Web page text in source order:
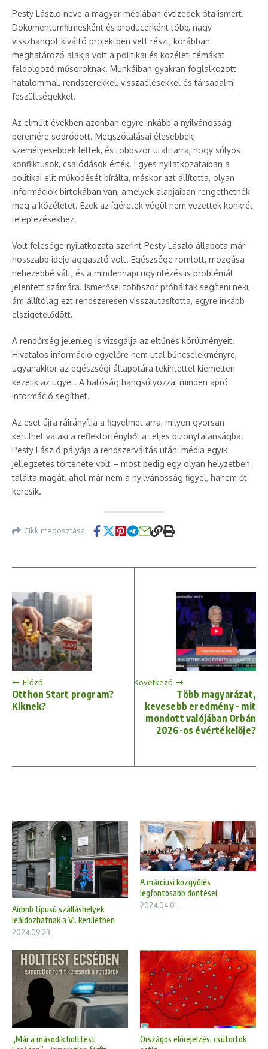
Pesty László neve a magyar médiában évtizedek óta ismert.
Dokumentumfilmesként és producerként több, nagy
visszhangot kiváltó projektben vett részt, korábban
meghatározó alakja volt a politikai és közéleti témákat
feldolgozó műsoroknak. Munkáiban gyakran foglalkozott
hatalommal, rendszerekkel, visszaélésekkel és társadalmi
feszültségekkel.
Az elmúlt években azonban egyre inkább a nyilvánosság
peremére sodródott. Megszólalásai élesebbek,
személyesebbek lettek, és többször utalt arra, hogy súlyos
konfliktusok, csalódások érték. Egyes nyilatkozataiban a
politikai elit működését bírálta, máskor azt állította, olyan
információk birtokában van, amelyek alapjaiban rengethetnék
meg a közéletet. Ezek az ígéretek végül nem vezettek konkrét
leleplezésekhez.
Volt felesége nyilatkozata szerint Pesty László állapota már
hosszabb ideje aggasztó volt. Egészsége romlott, mozgása
nehezebbé vált, és a mindennapi ügyintézés is problémát
jelentett számára. Ismerősei többször próbáltak segíteni neki,
ám állítólag ezt rendszeresen visszautasította, egyre inkább
elszigetelődött.
A rendőrség jelenleg is vizsgálja az eltűnés körülményeit.
Hivatalos információ egyelőre nem utal bűncselekményre,
ugyanakkor az egészségi állapotára tekintettel kiemelten
kezelik az ügyet. A hatóság hangsúlyozza: minden apró
információ segíthet.
Az eset újra ráirányítja a figyelmet arra, milyen gyorsan
kerülhet valaki a reflektorfényből a teljes bizonytalanságba.
Pesty László pályája a rendszerváltás utáni média egyik
jellegzetes története volt – most pedig egy olyan helyzetben
találta magát, ahol már nem a nyilvánosság figyel, hanem őt
keresik.
Cikk megosztása
Előző
Otthon Start program?
Kiknek?
Következő
Több magyarázat,
kevesebb eredmény – mit
mondott valójában Orbán
2026-os évértékelője?
Airbnb típusú szálláshelyek
leáldozhatnak a VI. kerületben
2024.09.23.
A márciusi közgyűlés
legfontosabb döntései
2024.04.01.
„Már a második holttest
Országos előrejelzés: csütörtök